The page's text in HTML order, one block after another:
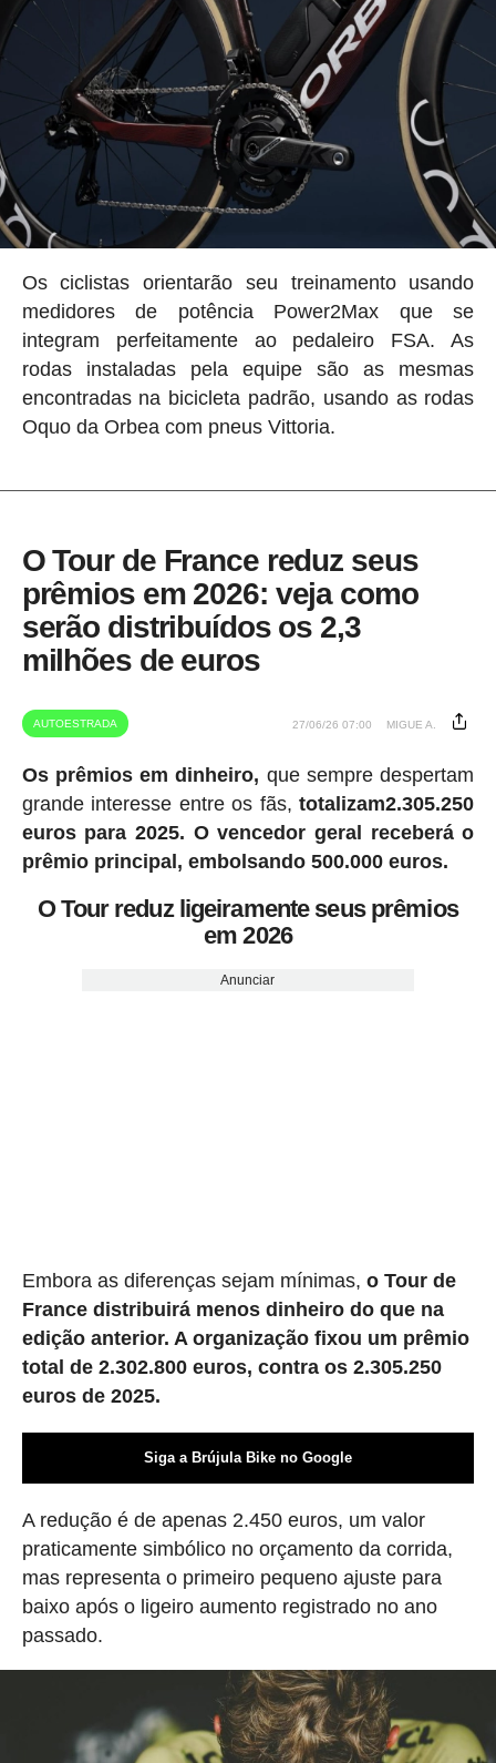
Os ciclistas orientarão seu treinamento usando
medidores de potência Power2Max que se
integram perfeitamente ao pedaleiro FSA. As
rodas instaladas pela equipe são as mesmas
encontradas na bicicleta padrão, usando as rodas
Oquo da Orbea com pneus Vittoria.
O Tour de France reduz seus
prêmios em 2026: veja como
serão distribuídos os 2,3
milhões de euros
AUTOESTRADA 27/06/26 07:00 MIGUE A.
Os prêmios em dinheiro, que sempre despertam
grande interesse entre os fãs,totalizam2.305.250
euros para 2025. O vencedor geral receberá o
prêmio principal, embolsando 500.000 euros.
O Tour reduz ligeiramente seus prêmios
em 2026
Anunciar
Embora as diferenças sejam mínimas, o Tour de
France distribuirá menos dinheiro do que na
edição anterior. A organização fixou um prêmio
total de 2.302.800 euros, contra os 2.305.250
euros de 2025.
Siga a Brújula Bike no Google
A redução é de apenas 2.450 euros, um valor
praticamente simbólico no orçamento da corrida,
mas representa o primeiro pequeno ajuste para
baixo após o ligeiro aumento registrado no ano
passado.